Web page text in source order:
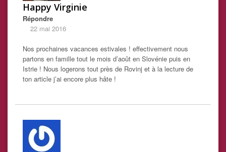
Happy Virginie
Répondre
22 mai 2016
Nos prochaines vacances estivales ! effectivement nous
partons en famille tout le mois d’août en Slovénie puis en
Istrie ! Nous logerons tout près de Rovinj et à la lecture de
ton article j’ai encore plus hâte !